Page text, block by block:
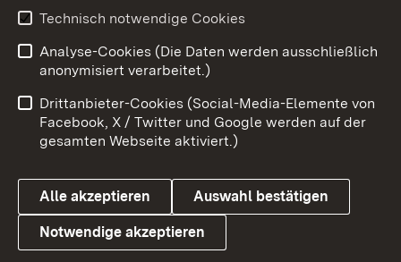
Youtube
Link zum Landesportal
Benutzungshinweise
Barrierefreiheit
Datenschutz
Cookies
Technisch notwendige Cookies
Analyse-Cookies (Die Daten werden ausschließlich
anonymisiert verarbeitet.)
Drittanbieter-Cookies (Social-Media-Elemente von
Facebook, X / Twitter und Google werden auf der
gesamten Webseite aktiviert.)
Alle akzeptieren Auswahl bestätigen
Notwendige akzeptieren